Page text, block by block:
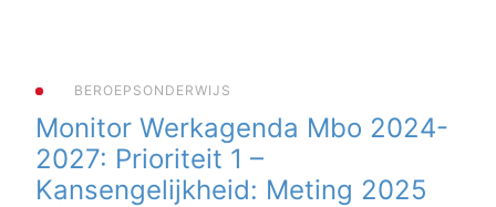
BEROEPSONDERWIJS
Monitor Werkagenda Mbo 2024-
2027: Prioriteit 1 –
Kansengelijkheid: Meting 2025